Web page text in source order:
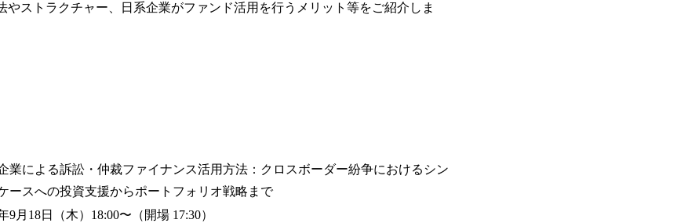
やストラクチャー、日系企業がファンド活用を行うメリット等をご紹介しま
業による訴訟・仲裁ファイナンス活用方法：クロスボーダー紛争におけるシン
ースへの投資支援からポートフォリオ戦略まで
9月18日（木）18:00〜（開場 17:30）